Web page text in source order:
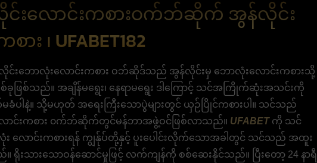
င်းလောင်းကစားဝက်ဘ်ဆိုက် အွန်လိုင်း
၊ UFABET182
လိုင်းဘောလုံးလောင်းကစား ဝဘ်ဆိုဒ်သည် အွန်လိုင်းမှ ဘောလုံးလောင်းကစားသို့
ဖြစ်သည်။ အချိန်မရွေး၊ နေရာမရွေး ဒါကြောင့် သင်အကြိုက်ဆုံးအသင်းကို
နဲ့။ သို့မဟုတ် အရေးကြီးသောပွဲများတွင် ယှဉ်ပြိုင်ကစားပါ။ သင်သည်
ာင်းကစား ၀က်ဘ်ဆိုက်တွင်မန်ဘာအဖွဲ့ဝင်ဖြစ်လာသည်။ UFABETကို သင်
း လောင်းကစားရန် ကျွန်ုပ်တို့နှင့် ပူးပေါင်းလိုက်သောအခါတွင် သင်သည် အထူး
ရိုးသားသောဝန်ဆောင်မှုဖြင့် လက်ကျန်ကို စစ်ဆေးနိုင်သည်။ ပြီး​တော့ 24 နာရီ